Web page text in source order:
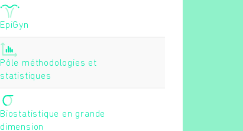
EpiGyn
Pôle méthodologies et
statistiques
Biostatistique en grande
dimension